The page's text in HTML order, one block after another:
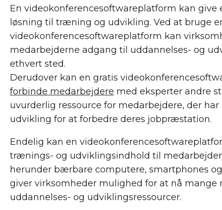
En videokonferencesoftwareplatform kan give
løsning til træning og udvikling. Ved at bruge
videokonferencesoftwareplatform kan
medarbejderne adgang til uddannelses- og
ethvert sted.
Derudover kan en gratis
forbinde medarbejdere med eksperter andre
uvurderlig ressource for medarbejdere, der
udvikling for at forbedre deres jobpræstation.
Endelig kan en
trænings- og udviklingsindhold til
herunder bærbare computere, smartphones
giver virksomheder mulighed for at nå mange
uddannelses- og udviklingsressourcer.